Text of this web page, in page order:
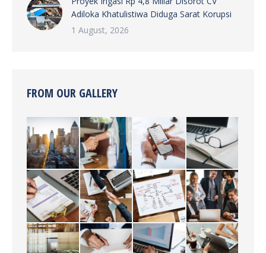
Adiloka Khatulistiwa Diduga Sarat Korupsi
1 August, 2026
FROM OUR GALLERY